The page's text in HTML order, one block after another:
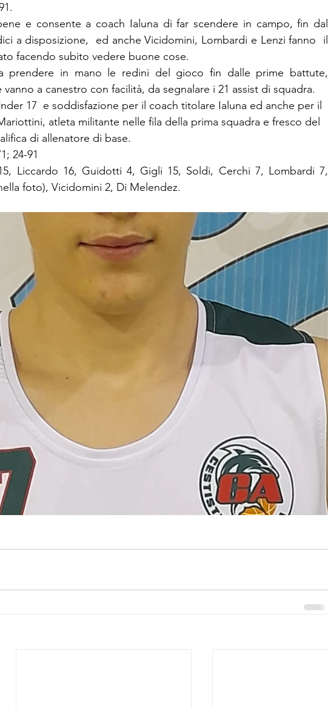
e consente a coach Ialuna di far scendere in campo, fin dal
a disposizione,  ed anche Vicidomini, Lombardi e Lenzi fanno  il
facendo subito vedere buone cose.
prendere in mano le redini del gioco fin dalle prime battute,
a canestro con facilità, da segnalare i 21 assist di squadra.
17  e soddisfazione per il coach titolare Ialuna ed anche per il
atleta militante nelle fila della prima squadra e fresco del
di allenatore di base.
24-91
Liccardo 16, Guidotti 4, Gigli 15, Soldi, Cerchi 7, Lombardi 7,
foto), Vicidomini 2, Di Melendez.